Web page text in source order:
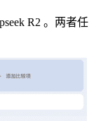
R2 。两者任